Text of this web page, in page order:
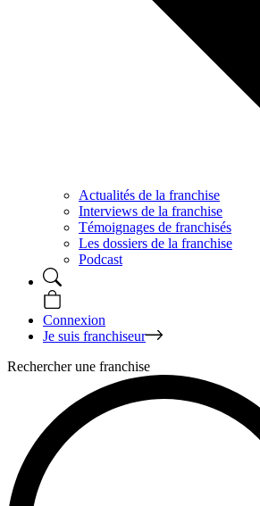
Actualités de la franchise
Interviews de la franchise
Témoignages de franchisés
Les dossiers de la franchise
Podcast
Connexion
Je suis franchiseur
Rechercher une franchise